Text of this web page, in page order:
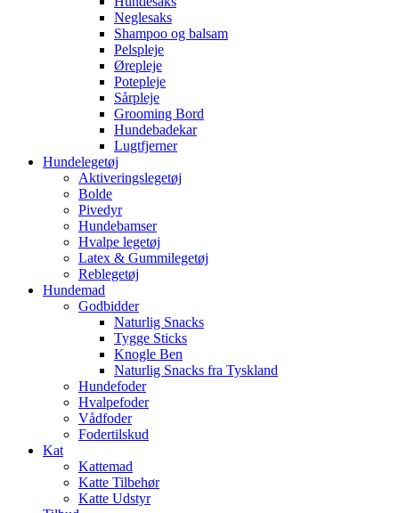
Neglesaks
Shampoo og balsam
Pelspleje
Ørepleje
Potepleje
Sårpleje
Grooming Bord
Hundebadekar
Lugtfjerner
Hundelegetøj
Aktiveringslegetøj
Bolde
Pivedyr
Hundebamser
Hvalpe legetøj
Latex & Gummilegetøj
Reblegetøj
Hundemad
Godbidder
Naturlig Snacks
Tygge Sticks
Knogle Ben
Naturlig Snacks fra Tyskland
Hundefoder
Hvalpefoder
Vådfoder
Fodertilskud
Kat
Kattemad
Katte Tilbehør
Katte Udstyr